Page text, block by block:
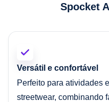
Spocket
Versátil e confortável
Perfeito para atividades
streetwear, combinando